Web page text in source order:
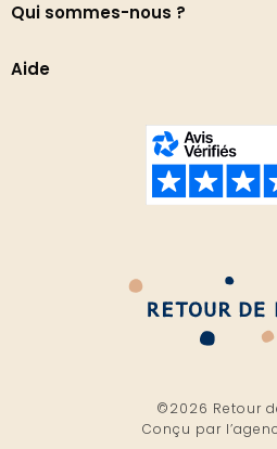
Qui sommes-nous ?
Aide
©2026 Retour
Conçu par l’